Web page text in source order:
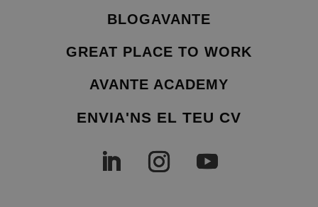
BLOGAVANTE
GREAT PLACE TO WORK
AVANTE ACADEMY
ENVIA'NS EL TEU CV